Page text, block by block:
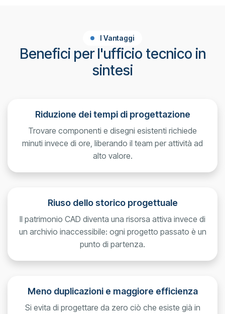
I Vantaggi
Benefici per l'ufficio tecnico in
sintesi
Riduzione dei tempi di progettazione
Trovare componenti e disegni esistenti richiede
minuti invece di ore, liberando il team per attività ad
alto valore.
Riuso dello storico progettuale
Il patrimonio CAD diventa una risorsa attiva invece di
un archivio inaccessibile: ogni progetto passato è un
punto di partenza.
Meno duplicazioni e maggiore efficienza
Si evita di progettare da zero ciò che esiste già in